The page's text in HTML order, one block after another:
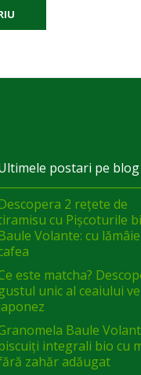
postari pe blog
2 rețete de
cu Pișcoturile
Volante: cu
este matcha?
gustul unic al ceaiului
Baule
integrali bio cu
zahăr adăugat